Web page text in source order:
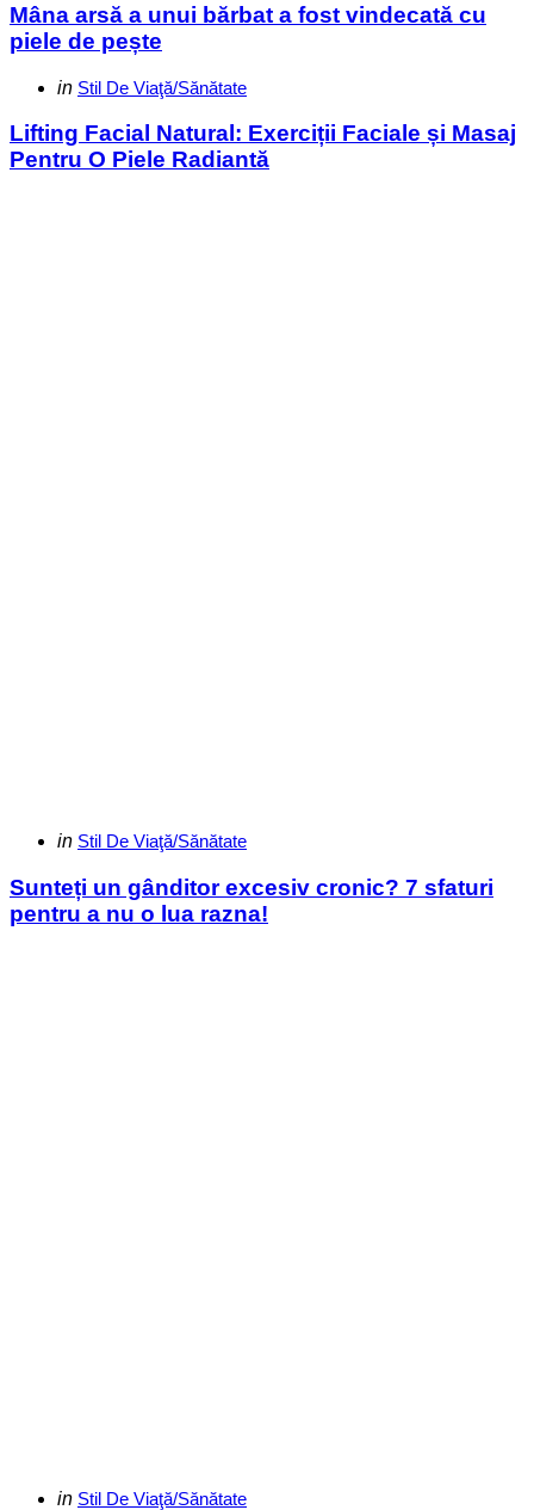
Mâna arsă a unui bărbat a fost vindecată cu
piele de pește
Categories
Posted
in Stil De Viaţă/Sănătate
Lifting Facial Natural: Exerciții Faciale și Masaj
Pentru O Piele Radiantă
Categories
Posted
in Stil De Viaţă/Sănătate
Sunteți un gânditor excesiv cronic? 7 sfaturi
pentru a nu o lua razna!
Categories
Posted
in Stil De Viaţă/Sănătate